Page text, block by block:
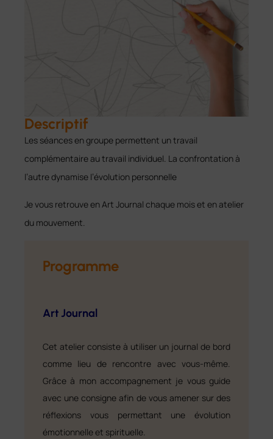
Descriptif
Les séances en groupe permettent un travail
complémentaire au travail individuel. La confrontation à
l’autre dynamise l’évolution personnelle
Je vous retrouve en Art Journal chaque mois et en atelier
du mouvement.
Programme
Art Journal
Cet atelier consiste à utiliser un journal de bord
comme lieu de rencontre avec vous-même.
Grâce à mon accompagnement je vous guide
avec une consigne afin de vous amener sur des
réflexions vous permettant une évolution
émotionnelle et spirituelle.